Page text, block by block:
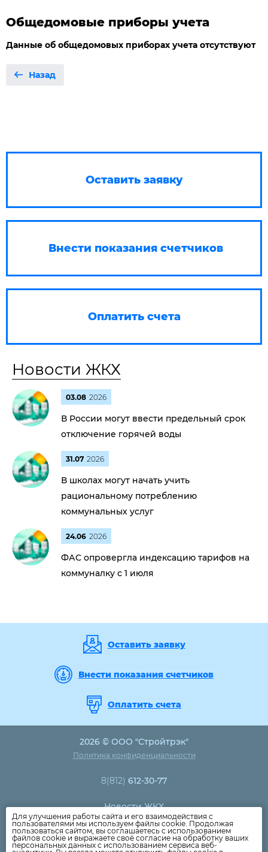
Общедомовые приборы учета
Данные об общедомовых приборах учета отсутствуют
Назад
Оставить заявку
Внести показания счетчиков
Оплатить счета
Новости ЖКХ
03.08 2026
В России могут ввести предельный срок
отключение горячей воды
31.07 2026
В школах могут начать учить
рациональному потреблению
коммунальных услуг
24.06 2026
ФАС опровергла индексацию тарифов на
коммуналку с 1 июля
Оставить заявку
Внести показания счетчиков
Оплатить счета
2026 © ООО "Стройтрэк"
Политика конфиденциальности
8(812) 612-30-77
Новости ЖКХ
Новости компании
Как оплатить
Дома
Для улучшения работы сайта и его взаимодействия с
пользователями мы используем файлы cookie. Продолжая
пользоваться сайтом, вы соглашаетесь с использованием
файлов cookie и выражаете своё согласие на обработку ваших
персональных данных с использованием сервиса веб-